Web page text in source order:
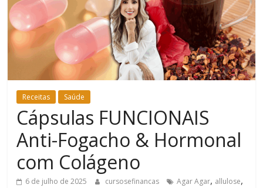
Estar
Receitas Saúde
Cápsulas FUNCIONAIS
Anti-Fogacho & Hormonal
com Colágeno
6 de julho de 2025 cursosefinancas Agar Agar, allulose,